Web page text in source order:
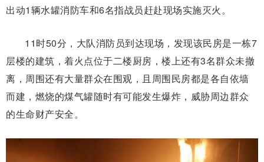
出动1辆水罐消防车和6名指战员赶赴现场实施灭火。
11时50分，大队消防员到达现场，发现该民房是一栋7
层楼的建筑，着火点位于二楼厨房，楼上还有3名群众未撤
离，周围还有大量群众在围观，且周围民房都是各自依墙
而建，燃烧的煤气罐随时有可能发生爆炸，威胁周边群众
的生命财产安全。